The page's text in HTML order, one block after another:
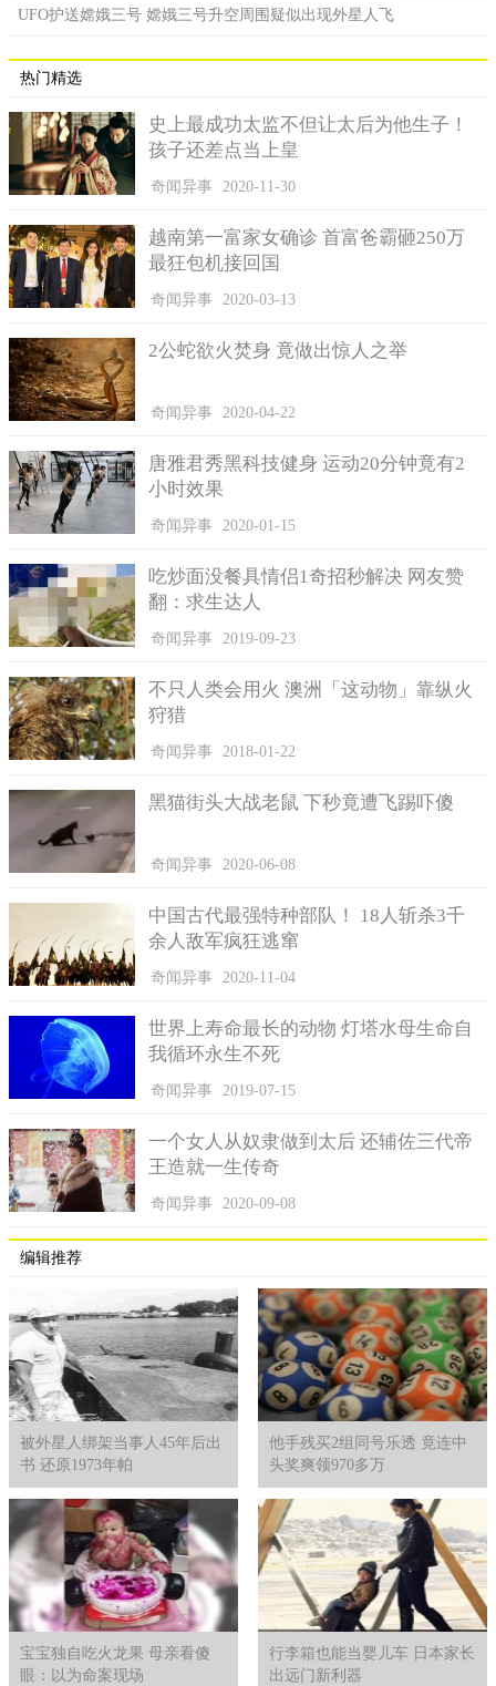
中盘旋，视频里面有学生吵闹的声音。
细细辨别能发现里面好像还有发动机启动的声音。
第三段的时候才出现了人们惊叫的画面，那是淡淡的黄色光
环，有点像影视剧中神仙出现的时候周身伴随着的光芒，非常的
漂亮和科幻。
网络上并没有出现一边倒的声音，大部分还是保持中立的，
因为UFO给大家造成的误会实在太多了，也有很多网友认为视频
是假的，如果用手机拍摄，不可能有那么清晰的效果。
而UFO迷们简直是看到了曙光似的，他们觉得这足以证明
UFO是真实存在的。
发布视频的是一位学生，后来记者采访了他，他说这是他通
拍月神器的称号，像素都不成问题，所以视频不会出现是错觉或
者是影响错觉之类的事件，绝对是真实有效的。
经过调查，事情的真相还真的不是大家想象的那样，其实这
个事件只是一个误会，当时有一架作战飞机刚好经过重庆大学城
一带，当时有发射了热焰干扰弹，该干扰弹燃烧殆尽之后从空中
程被大学城一带的人看到了，而已当时又是亚音速的巡航状态，
噪声不大，人们听的不是很清楚，所以觉得这个景象非常的灵
异，自然而言就跟UFO关联在一起了。
果真的是UFO那该多好，说不定能一睹真容。那是真可惜了，如
果想看真正的UFO，各位伙伴们只能继续旁观等待了。
UFO护送嫦娥三号 嫦娥三号升空周围疑似出现外星人飞
热门精选
史上最成功太监不但让太后为他生子！
孩子还差点当上皇
奇闻异事 2020-11-30
越南第一富家女确诊 首富爸霸砸250万
最狂包机接回国
奇闻异事 2020-03-13
2公蛇欲火焚身 竟做出惊人之举
奇闻异事 2020-04-22
唐雅君秀黑科技健身 运动20分钟竟有2
小时效果
奇闻异事 2020-01-15
吃炒面没餐具情侣1奇招秒解决 网友赞
翻：求生达人
奇闻异事 2019-09-23
不只人类会用火 澳洲「这动物」靠纵火
狩猎
奇闻异事 2018-01-22
黑猫街头大战老鼠 下秒竟遭飞踢吓傻
奇闻异事 2020-06-08
中国古代最强特种部队！ 18人斩杀3千
余人敌军疯狂逃窜
奇闻异事 2020-11-04
世界上寿命最长的动物 灯塔水母生命自
我循环永生不死
奇闻异事 2019-07-15
一个女人从奴隶做到太后 还辅佐三代帝
王造就一生传奇
奇闻异事 2020-09-08
编辑推荐
被外星人绑架当事人45年后出
书 还原1973年帕
他手残买2组同号乐透 竟连中
头奖爽领970多万
宝宝独自吃火龙果 母亲看傻
眼：以为命案现场
行李箱也能当婴儿车 日本家长
出远门新利器